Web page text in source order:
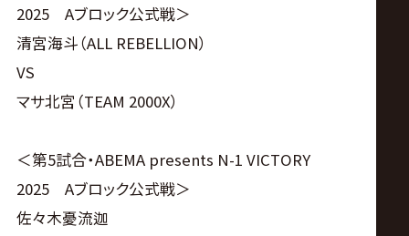
2025 Aブロック公式戦＞
清宮海斗（ALL REBELLION）
VS
マサ北宮（TEAM 2000X）
＜第5試合・ABEMA presents N-1 VICTORY
2025 Aブロック公式戦＞
佐々木憂流迦